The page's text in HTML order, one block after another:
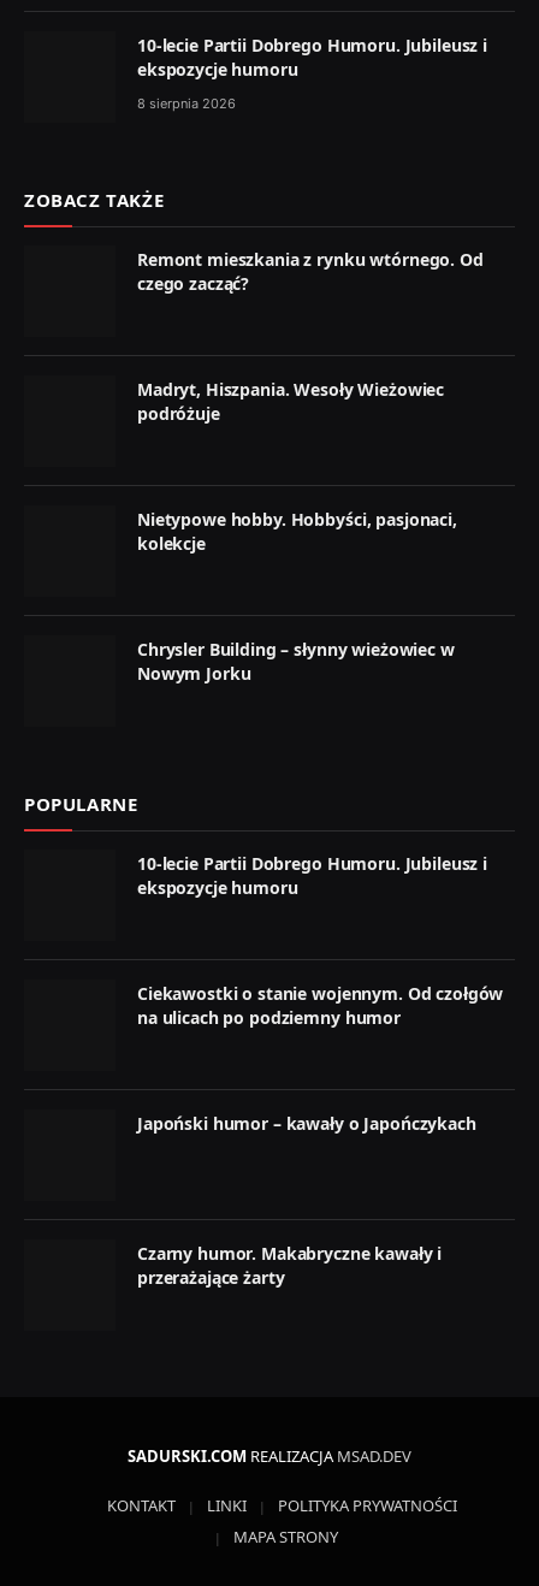
10-lecie Partii Dobrego Humoru. Jubileusz i
ekspozycje humoru
8 sierpnia 2026
ZOBACZ TAKŻE
Remont mieszkania z rynku wtórnego. Od
czego zacząć?
Madryt, Hiszpania. Wesoły Wieżowiec
podróżuje
Nietypowe hobby. Hobbyści, pasjonaci,
kolekcje
Chrysler Building – słynny wieżowiec w
Nowym Jorku
POPULARNE
10-lecie Partii Dobrego Humoru. Jubileusz i
ekspozycje humoru
Ciekawostki o stanie wojennym. Od czołgów
na ulicach po podziemny humor
Japoński humor – kawały o Japończykach
Czarny humor. Makabryczne kawały i
przerażające żarty
SADURSKI.COM REALIZACJA MSAD.DEV
KONTAKT LINKI
POLITYKA PRYWATNOŚCI
MAPA STRONY